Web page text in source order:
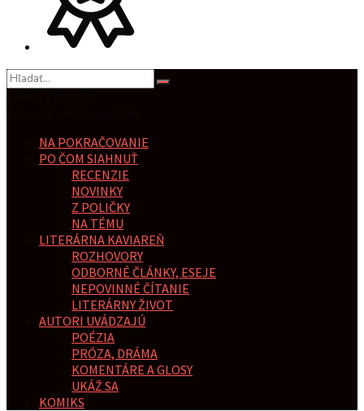
NA POKRAČOVANIE
PO ČOM SIAHNUŤ
RECENZIE
NOVINKY
Z POLIČKY
NA TÉMU
LITERÁRNA KAVIAREŇ
ROZHOVORY
ODBORNÉ ČLÁNKY, ESEJE
NEPOVINNÉ ČÍTANIE
LITERÁRNY ŽIVOT
AUTORI UVÁDZAJÚ
POÉZIA
PRÓZA, DRÁMA
KOMENTÁRE A GLOSY
UKÁŽ SA
KOMIKS